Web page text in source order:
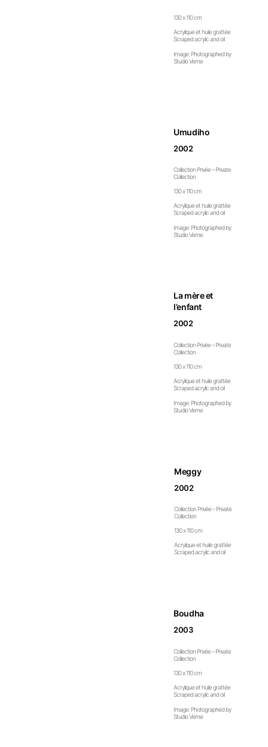
130 x 110 cm
Acrylique et huile grattée
Scraped acrylic and oil
Image: Photographed by
Studio Verne
Umudiho
2002
Collection Privée – Private
Collection
130 x 110 cm
Acrylique et huile grattée
Scraped acrylic and oil
Image: Photographed by
Studio Verne
La mère et
l’enfant
2002
Collection Privée – Private
Collection
130 x 110 cm
Acrylique et huile grattée
Scraped acrylic and oil
Image: Photographed by
Studio Verne
Meggy
2002
Collection Privée – Private
Collection
130 x 110 cm
Acrylique et huile grattée
Scraped acrylic and oil
Boudha
2003
Collection Privée – Private
Collection
130 x 110 cm
Acrylique et huile grattée
Scraped acrylic and oil
Image: Photographed by
Studio Verne